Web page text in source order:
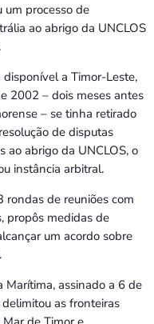
um processo de
ao abrigo da UNCLOS
disponível a Timor-Leste,
2002 – dois meses antes
– se tinha retirado
de disputas
ao abrigo da UNCLOS, o
instância arbitral.
rondas de reuniões com
propôs medidas de
um acordo sobre
Marítima, assinado a 6 de
as fronteiras